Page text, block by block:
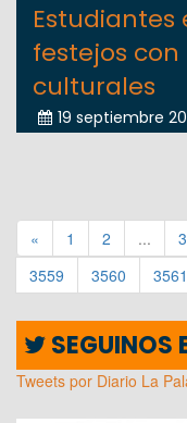
Estudiantes
festejos
culturales
19 septiembre
« 1 2 ...
3559
3560 3561
SEGUINOS
Tweets por Diario La